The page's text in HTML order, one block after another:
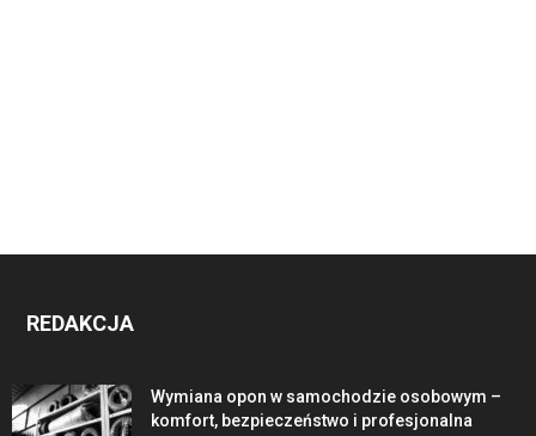
REDAKCJA
Wymiana opon w samochodzie osobowym –
komfort, bezpieczeństwo i profesjonalna